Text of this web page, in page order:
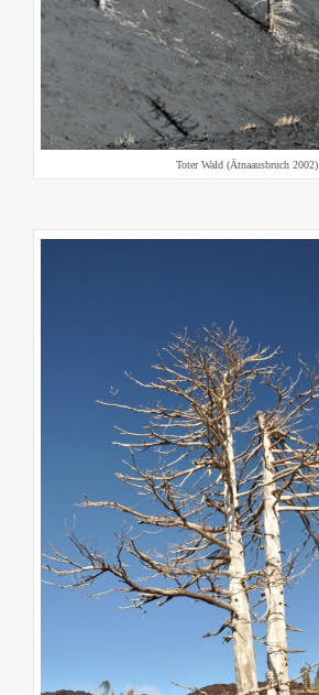
Toter Wald (Ätnaausbruch 2002)